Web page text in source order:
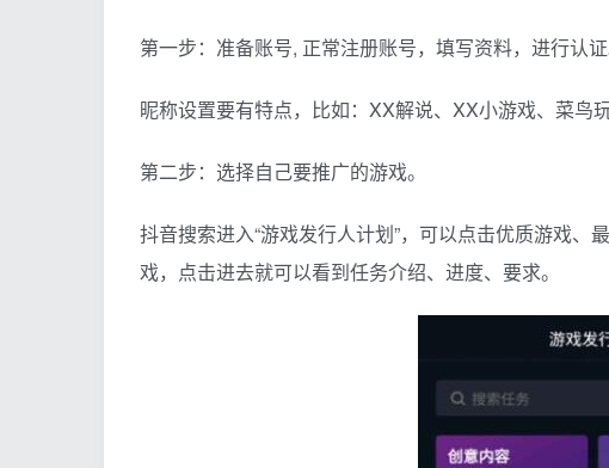
第一步：准备账号, 正常注册账号，填写资料，进行认证
昵称设置要有特点，比如：XX解说、XX小游戏、菜鸟
第二步：选择自己要推广的游戏。
抖音搜索进入“游戏发行人计划”，可以点击优质游戏
戏，点击进去就可以看到任务介绍、进度、要求。